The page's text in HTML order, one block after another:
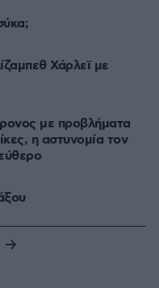
Χάρλεϊ με
με προβλήματα
η αστυνομία τον